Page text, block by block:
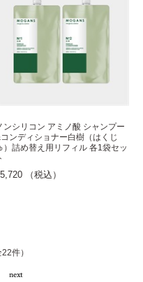
ンシリコン アミノ酸 シャンプー
ンディショナー白樹（はくじ
）詰め替え用リフィル 各1袋セッ
（税込）
件）
next